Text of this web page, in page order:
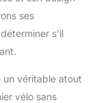
ses
s’il
un véritable atout
vélo sans